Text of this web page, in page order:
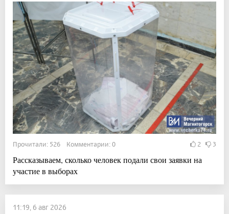
Прочитали: 526 Комментарии: 0 2 3
Рассказываем, сколько человек подали свои заявки на
участие в выборах
11:19, 6 авг 2026